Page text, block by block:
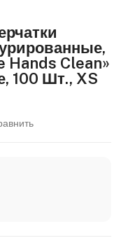
Clean»
100 Шт., XS